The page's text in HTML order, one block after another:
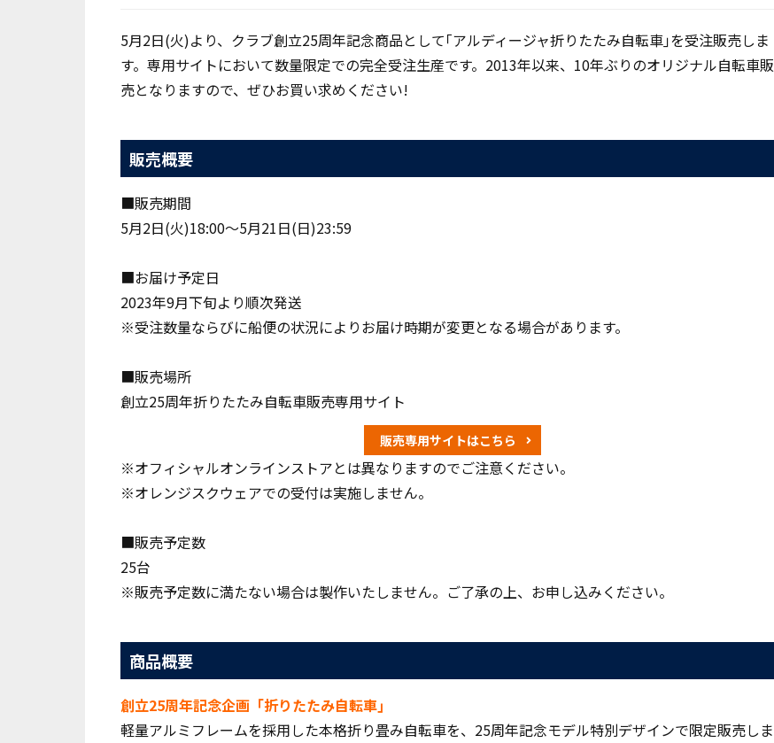
5月2日(火)より、クラブ創立25周年記念商品として｢アルディージャ折りたたみ自転車｣を受注販売しま
す。専用サイトにおいて数量限定での完全受注生産です。2013年以来、10年ぶりのオリジナル自転車販
売となりますので、ぜひお買い求めください!
販売概要
■販売期間
5月2日(火)18:00〜5月21日(日)23:59
■お届け予定日
2023年9月下旬より順次発送
※受注数量ならびに船便の状況によりお届け時期が変更となる場合があります。
■販売場所
創立25周年折りたたみ自転車販売専用サイト
販売専用サイトはこちら
※オフィシャルオンラインストアとは異なりますのでご注意ください。
※オレンジスクウェアでの受付は実施しません。
■販売予定数
25台
※販売予定数に満たない場合は製作いたしません。ご了承の上、お申し込みください。
商品概要
創立25周年記念企画「折りたたみ自転車｣
軽量アルミフレームを採用した本格折り畳み自転車を、25周年記念モデル特別デザインで限定販売しま